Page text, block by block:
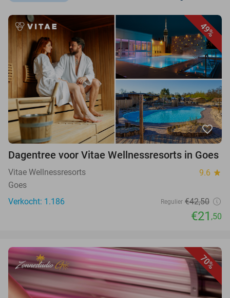
49%
favorite_border
Dagentree voor Vitae Wellnessresorts in Goes
Vitae Wellnessresorts 9.6 star
Goes
Verkocht: 1.186
Regulier €42,50
€21 ,50
70%